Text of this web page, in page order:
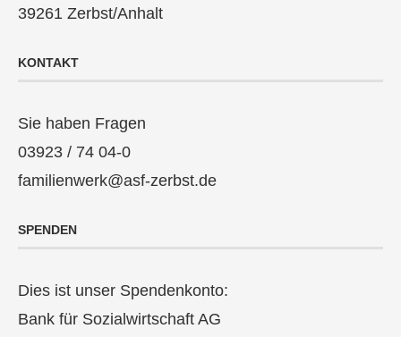
39261 Zerbst/Anhalt
KONTAKT
Sie haben Fragen
03923 / 74 04-0
familienwerk@asf-zerbst.de
SPENDEN
Dies ist unser Spendenkonto:
Bank für Sozialwirtschaft AG